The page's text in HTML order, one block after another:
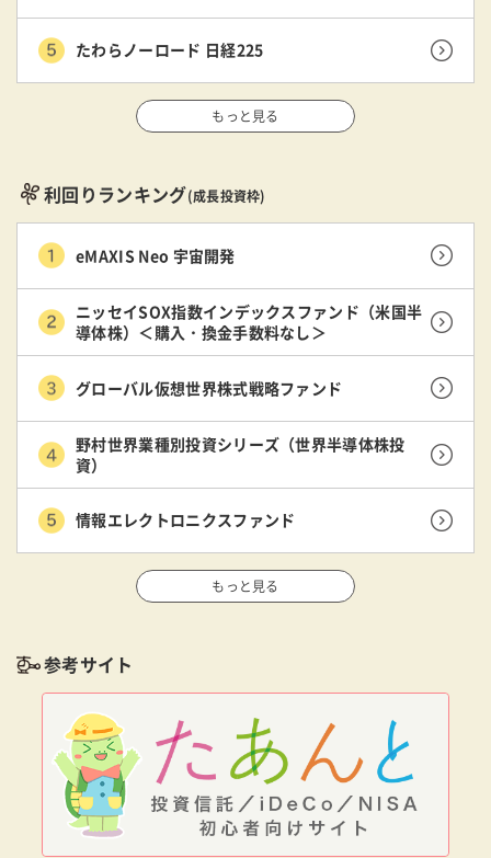
たわらノーロード 日経225
もっと見る
利回りランキング(成長投資枠)
eMAXIS Neo 宇宙開発
ニッセイSOX指数インデックスファンド（米国半
導体株）＜購入・換金手数料なし＞
グローバル仮想世界株式戦略ファンド
野村世界業種別投資シリーズ（世界半導体株投
資）
情報エレクトロニクスファンド
もっと見る
参考サイト